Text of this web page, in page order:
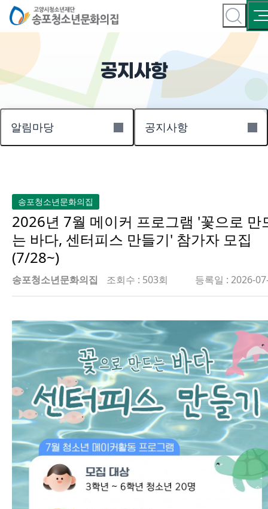
공지사항
알림마당 공지사항
송포청소년문화의집
2026년 7월 메이커 프로그램 '꽃으로 만
는 바다, 센터피스 만들기' 참가자 모집
(7/28~)
송포청소년문화의집 조회수 : 503회 등록일 : 2026-